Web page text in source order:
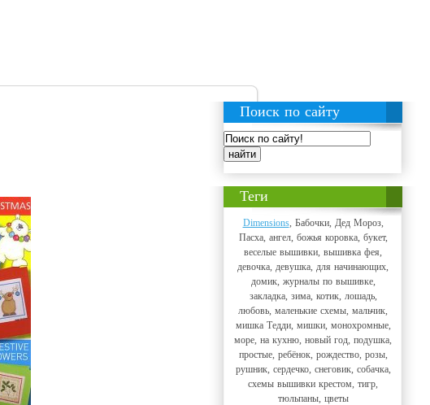
Поиск по сайту
Теги
Dimensions, Бабочки, Дед Мороз,
Пасха, ангел, божья коровка, букет,
веселые вышивки, вышивка фея,
девочка, девушка, для начинающих,
домик, журналы по вышивке,
закладка, зима, котик, лошадь,
любовь, маленькие схемы, мальчик,
мишка Тедди, мишки, монохромные,
море, на кухню, новый год, подушка,
простые, ребёнок, рождество, розы,
рушник, сердечко, снеговик, собачка,
схемы вышивки крестом, тигр,
тюльпаны, цветы